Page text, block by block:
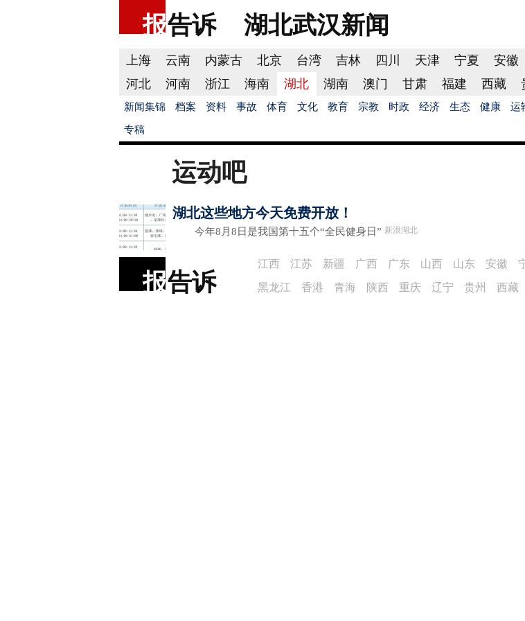
报告诉 湖北武汉新闻
上海 云南 内蒙古 北京 台湾 吉林 四川 天津 宁夏 安徽
河北
河南 浙江 海南 湖北 湖南 澳门 甘肃 福建 西藏
新闻集锦 档案 资料 事故 体育 文化 教育 宗教 时政 经济 生态 健康 运
专稿
运动吧
湖北这些地方今天免费开放！
今年8月8日是我国第十五个“全民健身日” 新浪湖北
报告诉
安徽
山东
山西
广东
广西
新疆
江苏
江西
西藏
贵州
辽宁
重庆
陕西
青海
香港
黑龙江